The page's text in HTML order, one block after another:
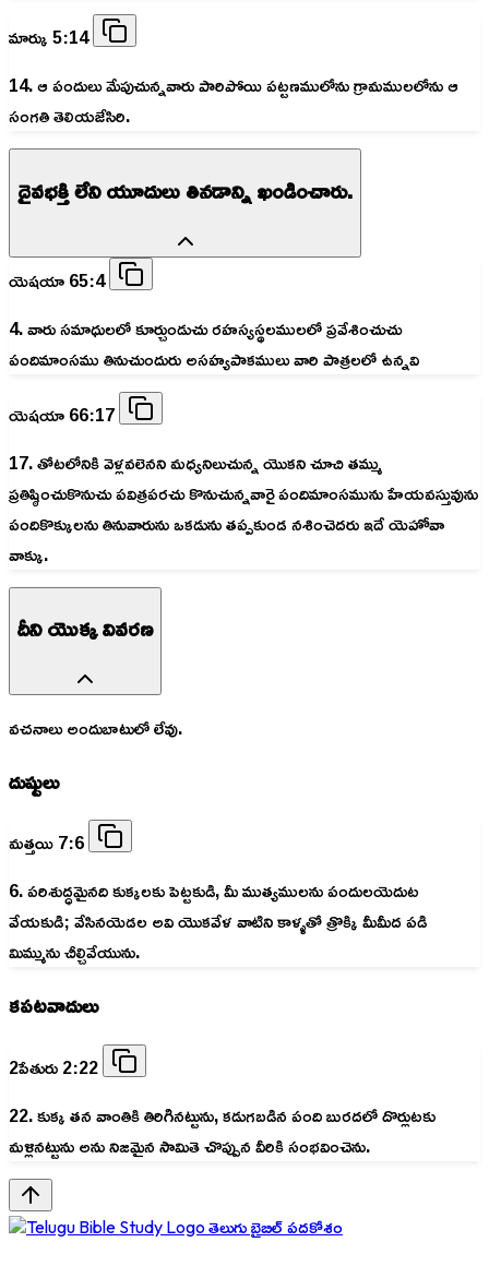
మార్కు 5:14
14. ఆ పందులు మేపుచున్నవారు పారిపోయి పట్టణములోను గ్రామములలోను ఆ
సంగతి తెలియజేసిరి.
దైవభక్తి లేని యూదులు తినడాన్ని ఖండించారు.
యెషయా 65:4
4. వారు సమాధులలో కూర్చుండుచు రహస్యస్థలములలో ప్రవేశించుచు
పందిమాంసము తినుచుందురు అసహ్యపాకములు వారి పాత్రలలో ఉన్నవి
యెషయా 66:17
17. తోటలోనికి వెళ్లవలెనని మధ్యనిలుచున్న యొకని చూచి తమ్ము
ప్రతిష్ఠించుకొనుచు పవిత్రపరచు కొనుచున్నవారై పందిమాంసమును హేయవస్తువును
పందికొక్కులను తినువారును ఒకడును తప్పకుండ నశించెదరు ఇదే యెహోవా
వాక్కు.
దీని యొక్క వివరణ
వచనాలు అందుబాటులో లేవు.
దుష్టులు
మత్తయి 7:6
6. పరిశుద్ధమైనది కుక్కలకు పెట్టకుడి, మీ ముత్యములను పందులయెదుట
వేయకుడి; వేసినయెడల అవి యొకవేళ వాటిని కాళ్ళతో త్రొక్కి మీమీద పడి
మిమ్మును చీల్చివేయును.
కపటవాదులు
2పేతురు 2:22
22. కుక్క తన వాంతికి తిరిగినట్టును, కడుగబడిన పంది బురదలో దొర్లుటకు
మళ్లినట్టును అను నిజమైన సామితె చొప్పున వీరికి సంభవించెను.
తెలుగు బైబిల్ పదకోశం